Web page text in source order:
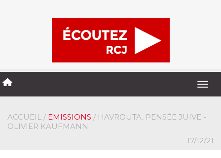
ACCUEIL / EMISSIONS / HAVROUTA, PENSÉE JUIVE -
OLIVIER KAUFMANN
17/12/21